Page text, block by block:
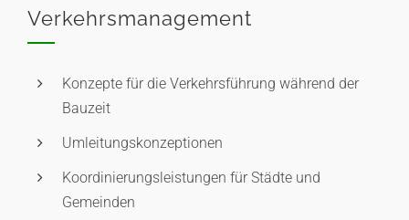
Verkehrsmanagement
Konzepte für die Verkehrsführung während der
Bauzeit
Umleitungskonzeptionen
Koordinierungsleistungen für Städte und
Gemeinden